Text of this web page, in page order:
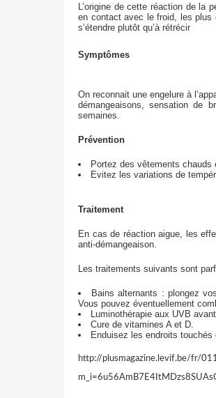
L’origine de cette réaction de
en contact avec le froid, les plus
s’étendre plutôt qu’à rétrécir
Symptômes
On reconnait une engelure à
démangeaisons, sensation de
semaines.
Prévention
Portez des vêtements chauds
Evitez les variations de
Traitement
En cas de réaction aigue, les
anti-démangeaison.
Les traitements suivants sont
Bains alternants : plongez
Vous pouvez éventuellement
Luminothérapie aux UVB avant
Cure de vitamines A et D.
Enduisez les endroits touchés
http://plusmagazine.levif.be/fr/